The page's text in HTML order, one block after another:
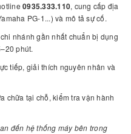
0935.333.110, cung cấp địa
PG-1...) và mô tả sự cố.
nhánh gần nhất chuẩn bị dụng
phút.
tiếp, giải thích nguyên nhân và
chữa tại chỗ, kiểm tra vận hành
đến hệ thống máy bên trong